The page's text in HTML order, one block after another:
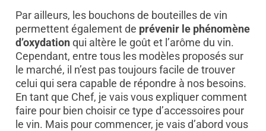
Par ailleurs, les bouchons de bouteilles de vin
permettent également de prévenir le phénomène
d’oxydationqui altère le goût et l’arôme du vin.
Cependant, entre tous les modèles proposés sur
le marché, il n’est pas toujours facile de trouver
celui qui sera capable de répondre à nos besoins.
En tant que Chef, je vais vous expliquer comment
faire pour bien choisir ce type d’accessoires pour
le vin. Mais pour commencer, je vais d’abord vous